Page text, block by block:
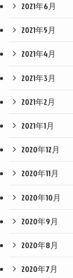
2021年6月
2021年5月
2021年4月
2021年3月
2021年2月
2021年1月
2020年12月
2020年11月
2020年10月
2020年9月
2020年8月
2020年7月